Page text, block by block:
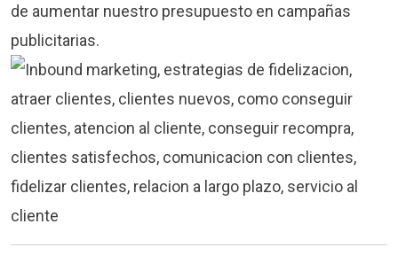
de aumentar nuestro presupuesto en campañas
publicitarias.